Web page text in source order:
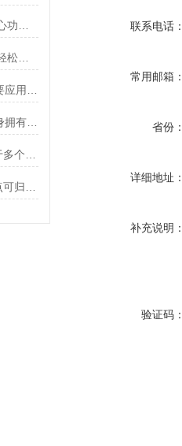
金属管浮子流量计操作全攻略：轻松拿捏，精准掌控每一步！
Q144-FTZ三相功率因数表其自身拥有怎样的功能呢？
联系电话
常用邮箱
省份
详细地址
补充说明
验证码